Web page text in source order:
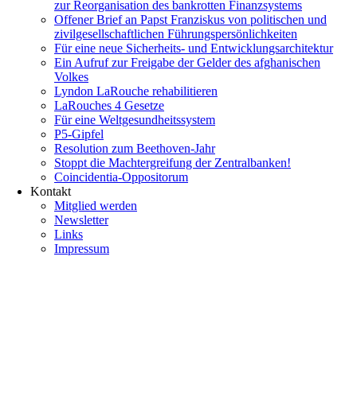
zur Reorganisation des bankrotten Finanzsystems
Offener Brief an Papst Franziskus von politischen und
zivilgesellschaftlichen Führungspersönlichkeiten
Für eine neue Sicherheits- und Entwicklungsarchitektur
Ein Aufruf zur Freigabe der Gelder des afghanischen
Volkes
Lyndon LaRouche rehabilitieren
LaRouches 4 Gesetze
Für eine Weltgesundheitssystem
P5-Gipfel
Resolution zum Beethoven-Jahr
Stoppt die Machtergreifung der Zentralbanken!
Coincidentia-Oppositorum
Kontakt
Mitglied werden
Newsletter
Links
Impressum